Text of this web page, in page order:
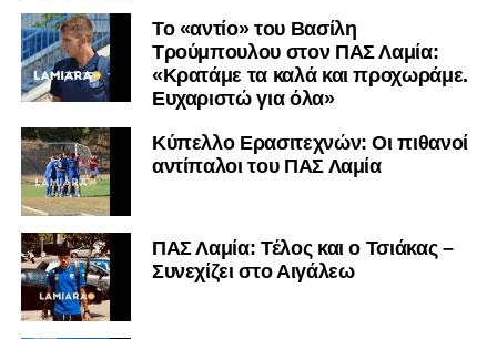
Το «αντίο» του Βασίλη
Τρούμπουλου στον ΠΑΣ Λαμία:
«Κρατάμε τα καλά και προχωράμε.
Ευχαριστώ για όλα»
Κύπελλο Ερασιτεχνών: Οι πιθανοί
αντίπαλοι του ΠΑΣ Λαμία
ΠΑΣ Λαμία: Τέλος και ο Τσιάκας –
Συνεχίζει στο Αιγάλεω